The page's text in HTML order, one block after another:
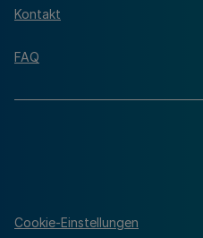
Kontakt
FAQ
Cookie-Einstellungen